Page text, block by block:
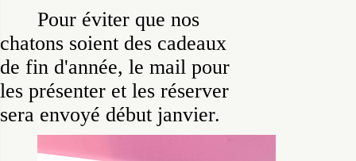
Pour éviter que nos
chatons soient des cadeaux
de fin d'année, le mail pour
les présenter et les réserver
sera envoyé début janvier.